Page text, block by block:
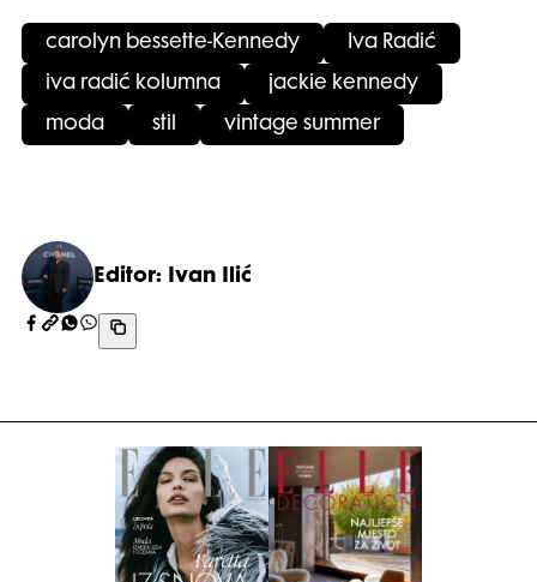
carolyn bessette-Kennedy Iva Radić
iva radić kolumna jackie kennedy
moda stil vintage summer
Editor: Ivan Ilić